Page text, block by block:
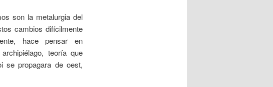
son la metalurgia del
cambios difícilmente
hace pensar en
teoría que
se propagara de oest,